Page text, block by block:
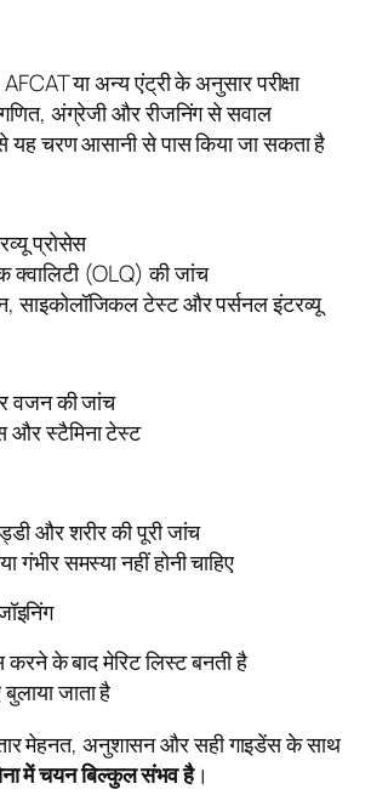
या अन्य एंट्री के अनुसार परीक्षा
गणित, अंग्रेजी और रीजनिंग से सवाल
यह चरण आसानी से पास किया जा सकता है
प्रोसेस
(OLQ) की जांच
साइकोलॉजिकल टेस्ट और पर्सनल इंटरव्यू
वजन की जांच
और स्टैमिना टेस्ट
और शरीर की पूरी जांच
गंभीर समस्या नहीं होनी चाहिए
के बाद मेरिट लिस्ट बनती है
जाता है
मेहनत, अनुशासन और सही गाइडेंस के साथ
में चयन बिल्कुल संभव है।